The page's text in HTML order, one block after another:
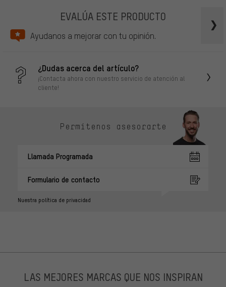
EVALÚA ESTE PRODUCTO
Ayudanos a mejorar con tu opinión.
¿Dudas acerca del artículo?
¡Contacta ahora con nuestro servicio de atención al
cliente!
Permítenos asesorarte
Llamada Programada
Formulario de contacto
Nuestra política de privacidad
LAS MEJORES MARCAS QUE NOS INSPIRAN